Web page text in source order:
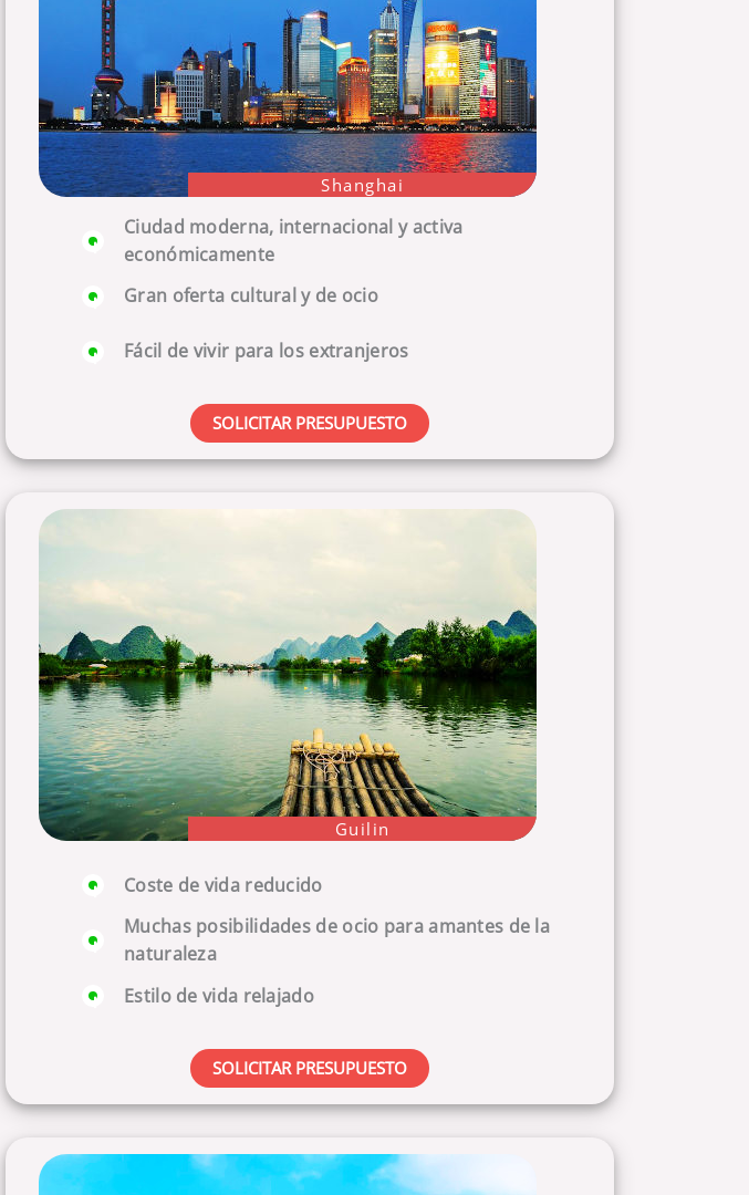
Shanghai
Ciudad moderna, internacional y activa
económicamente
Gran oferta cultural y de ocio
Fácil de vivir para los extranjeros
SOLICITAR PRESUPUESTO
Guilin
Coste de vida reducido
Muchas posibilidades de ocio para amantes de la
naturaleza
Estilo de vida relajado
SOLICITAR PRESUPUESTO